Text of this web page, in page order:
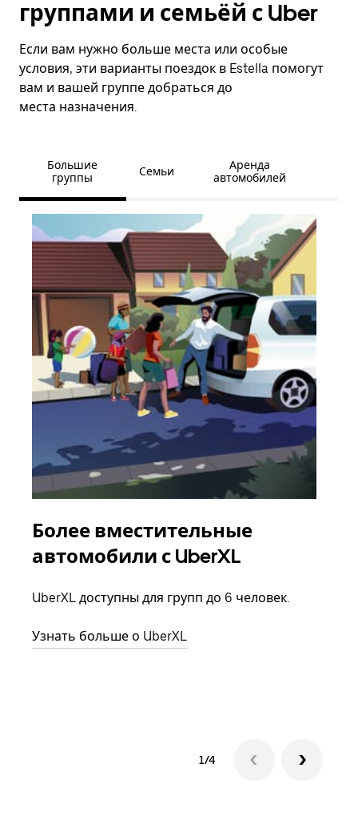
группами и семьёй с Uber
Если вам нужно больше места или особые
условия, эти варианты поездок в Estella помогут
вам и вашей группе добраться до
места назначения.
Большие
группы
Семьи
Аренда
автомобилей
Более вместительные
автомобили с UberXL
UberXL доступны для групп до 6 человек.
Узнать больше о UberXL
1/4